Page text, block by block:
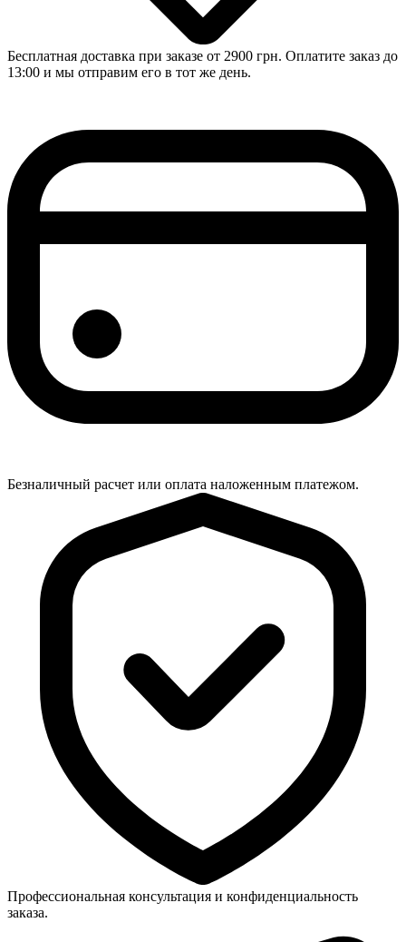
Бесплатная доставка при заказе от 2900 грн. Оплатите заказ до
13:00 и мы отправим его в тот же день.
Безналичный расчет или оплата наложенным платежом.
Профессиональная консультация и конфиденциальность
заказа.